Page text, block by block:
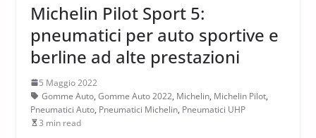
Michelin Pilot Sport 5:
pneumatici per auto sportive e
berline ad alte prestazioni
5 Maggio 2022
Gomme Auto, Gomme Auto 2022, Michelin, Michelin Pilot,
Pneumatici Auto, Pneumatici Michelin, Pneumatici UHP
3 min read